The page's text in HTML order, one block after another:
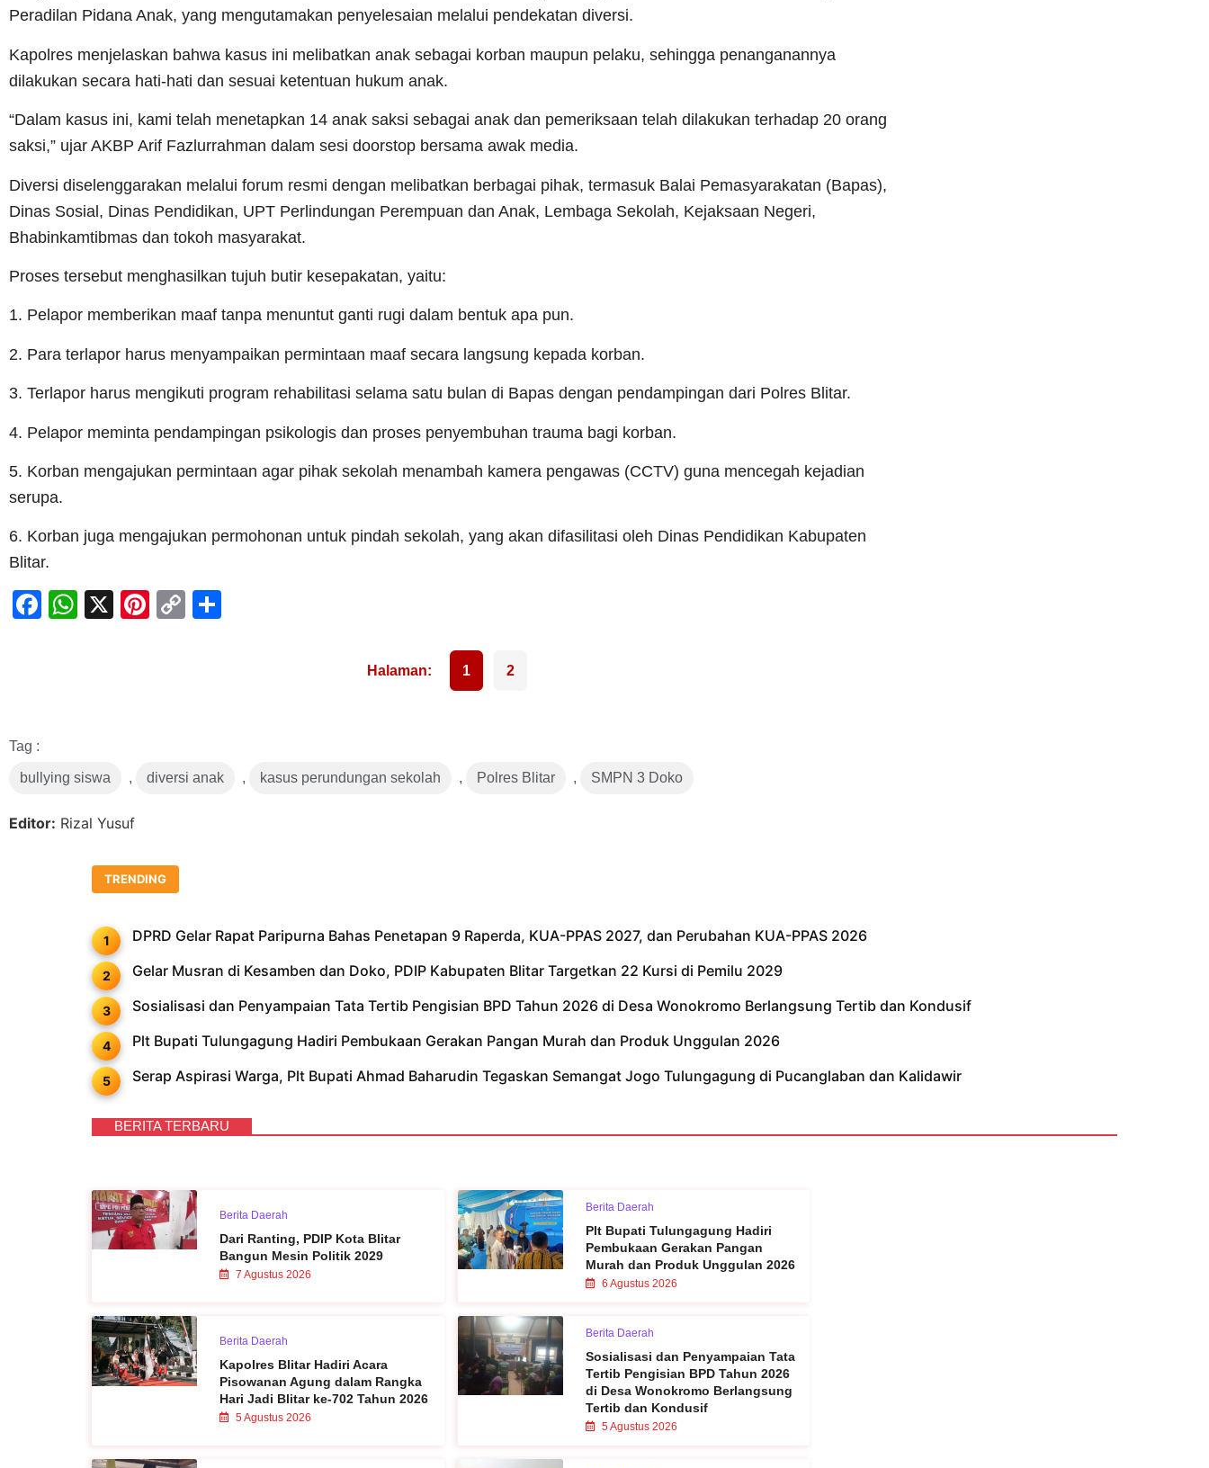
Peradilan Pidana Anak, yang mengutamakan penyelesaian melalui pendekatan diversi.
Kapolres menjelaskan bahwa kasus ini melibatkan anak sebagai korban maupun pelaku, sehingga penanganannya
dilakukan secara hati-hati dan sesuai ketentuan hukum anak.
“Dalam kasus ini, kami telah menetapkan 14 anak saksi sebagai anak dan pemeriksaan telah dilakukan terhadap 20 orang
saksi,” ujar AKBP Arif Fazlurrahman dalam sesi doorstop bersama awak media.
Diversi diselenggarakan melalui forum resmi dengan melibatkan berbagai pihak, termasuk Balai Pemasyarakatan (Bapas),
Dinas Sosial, Dinas Pendidikan, UPT Perlindungan Perempuan dan Anak, Lembaga Sekolah, Kejaksaan Negeri,
Bhabinkamtibmas dan tokoh masyarakat.
Proses tersebut menghasilkan tujuh butir kesepakatan, yaitu:
1. Pelapor memberikan maaf tanpa menuntut ganti rugi dalam bentuk apa pun.
2. Para terlapor harus menyampaikan permintaan maaf secara langsung kepada korban.
3. Terlapor harus mengikuti program rehabilitasi selama satu bulan di Bapas dengan pendampingan dari Polres Blitar.
4. Pelapor meminta pendampingan psikologis dan proses penyembuhan trauma bagi korban.
5. Korban mengajukan permintaan agar pihak sekolah menambah kamera pengawas (CCTV) guna mencegah kejadian
serupa.
6. Korban juga mengajukan permohonan untuk pindah sekolah, yang akan difasilitasi oleh Dinas Pendidikan Kabupaten
Blitar.
Facebook
WhatsApp
X Pinterest
Copy
1 2
Tag :
bullying siswa , diversi anak , kasus perundungan sekolah , Polres Blitar , SMPN 3 Doko
Editor: Rizal Yusuf
TRENDING
DPRD Gelar Rapat Paripurna Bahas Penetapan 9 Raperda, KUA-PPAS 2027, dan Perubahan KUA-PPAS 2026
Gelar Musran di Kesamben dan Doko, PDIP Kabupaten Blitar Targetkan 22 Kursi di Pemilu 2029
Sosialisasi dan Penyampaian Tata Tertib Pengisian BPD Tahun 2026 di Desa Wonokromo Berlangsung Tertib dan Kondusif
Plt Bupati Tulungagung Hadiri Pembukaan Gerakan Pangan Murah dan Produk Unggulan 2026
Serap Aspirasi Warga, Plt Bupati Ahmad Baharudin Tegaskan Semangat Jogo Tulungagung di Pucanglaban dan Kalidawir
BERITA TERBARU
Berita Daerah
Dari Ranting, PDIP Kota Blitar
Bangun Mesin Politik 2029
7 Agustus 2026
Berita Daerah
Plt Bupati Tulungagung Hadiri
Pembukaan Gerakan Pangan
Murah dan Produk Unggulan 2026
6 Agustus 2026
Berita Daerah
Kapolres Blitar Hadiri Acara
Pisowanan Agung dalam Rangka
Hari Jadi Blitar ke-702 Tahun 2026
5 Agustus 2026
Berita Daerah
Sosialisasi dan Penyampaian Tata
Tertib Pengisian BPD Tahun 2026
di Desa Wonokromo Berlangsung
Tertib dan Kondusif
5 Agustus 2026